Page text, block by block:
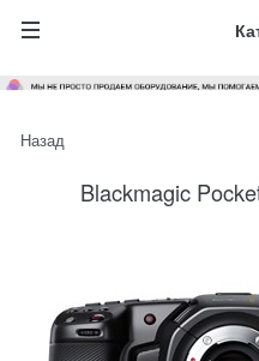
Назад
Blackmagic